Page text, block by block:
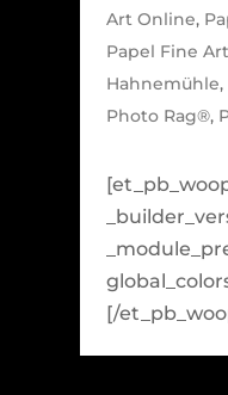
Art Online,
Papel Fine Art
Hahnemühle,
Photo Rag®,
[/